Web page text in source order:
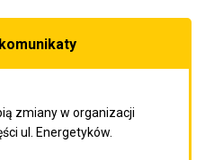
zmiany w organizacji
ul. Energetyków.